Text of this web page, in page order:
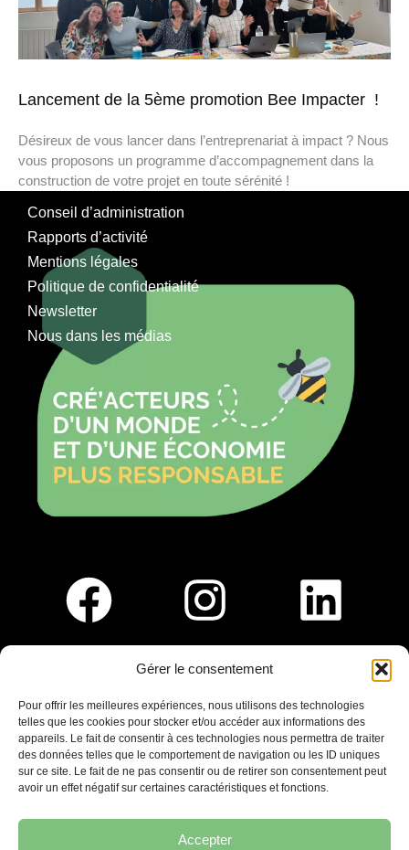
Gérer le consentement
Pour offrir les meilleures expériences, nous utilisons des technologies
telles que les cookies pour stocker et/ou accéder aux informations des
appareils. Le fait de consentir à ces technologies nous permettra de traiter
des données telles que le comportement de navigation ou les ID uniques
sur ce site. Le fait de ne pas consentir ou de retirer son consentement peut
avoir un effet négatif sur certaines caractéristiques et fonctions.
Accepter
Lancement de la 5ème promotion Bee Impacter !
Désireux de vous lancer dans l’entreprenariat à impact ? Nous
vous proposons un programme d’accompagnement dans la
construction de votre projet en toute sérénité !
Conseil d’administration
Rapports d’activité
Mentions légales
Politique de confidentialité
Newsletter
Nous dans les médias
Saint-Germain-En-Laye
Ligne R2-Nord
Tramway T13
20mins à pied du RER A